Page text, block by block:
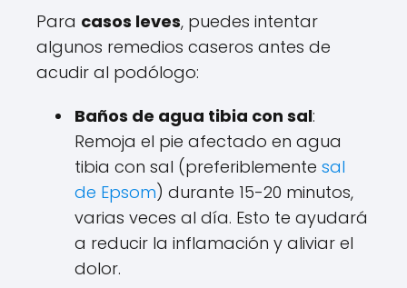
Para casos leves, puedes intentar
algunos remedios caseros antes de
acudir al podólogo:
Baños de agua tibia con sal:
Remoja el pie afectado en agua
tibia con sal (preferiblemente sal
de Epsom) durante 15-20 minutos,
varias veces al día. Esto te ayudará
a reducir la inflamación y aliviar el
dolor.